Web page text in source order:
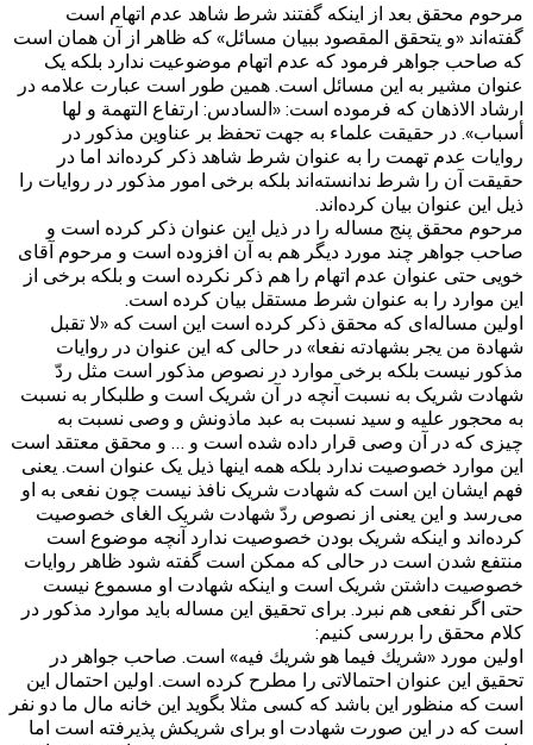
مرحوم محقق بعد از اینکه گفتند شرط شاهد عدم اتهام است
گفته‌اند «و يتحقق المقصود ببيان مسائل‌» که ظاهر از آن همان است
که صاحب جواهر فرمود که عدم اتهام موضوعیت ندارد بلکه یک
عنوان مشیر به این مسائل است. همین طور است عبارت علامه در
ارشاد الاذهان که فرموده است: «السادس: ارتفاع التهمة‌ و لها
أسباب». در حقیقت علماء به جهت تحفظ بر عناوین مذکور در
روایات عدم تهمت را به عنوان شرط شاهد ذکر کرده‌اند اما در
حقیقت آن را شرط ندانسته‌اند بلکه برخی امور مذکور در روایات را
ذیل این عنوان بیان کرده‌اند.
مرحوم محقق پنج مساله را در ذیل این عنوان ذکر کرده است و
صاحب جواهر چند مورد دیگر هم به آن افزوده است و مرحوم آقای
خویی حتی عنوان عدم اتهام را هم ذکر نکرده است و بلکه برخی از
این موارد را به عنوان شرط مستقل بیان کرده است.
اولین مساله‌ای که محقق ذکر کرده است این است که «لا تقبل
شهادة من يجر بشهادته نفعا‌» در حالی که این عنوان در روایات
مذکور نیست بلکه برخی موارد در نصوص مذکور است مثل ردّ‌
شهادت شریک به نسبت آنچه در آن شریک است و طلبکار به نسبت
به محجور علیه و سید نسبت به عبد ماذونش و وصی نسبت به
چیزی که در آن وصی قرار داده شده است و … و محقق معتقد است
این موارد خصوصیت ندارد بلکه همه اینها ذیل یک عنوان است. یعنی
فهم ایشان این است که شهادت شریک نافذ نیست چون نفعی به او
می‌رسد و این یعنی از نصوص ردّ شهادت شریک الغای خصوصیت
کرده‌اند و اینکه شریک بودن خصوصیت ندارد آنچه موضوع است
منتفع شدن است در حالی که ممکن است گفته شود ظاهر روایات
خصوصیت داشتن شریک است و اینکه شهادت او مسموع نیست
حتی اگر نفعی هم نبرد. برای تحقیق این مساله باید موارد مذکور در
کلام محقق را بررسی کنیم:
اولین مورد «شريك فيما هو شريك فيه» است. صاحب جواهر در
تحقیق این عنوان احتمالاتی را مطرح کرده است. اولین احتمال این
است که منظور این باشد که کسی مثلا بگوید این خانه مال ما دو نفر
است که در این صورت شهادت او برای شریکش پذیرفته است اما